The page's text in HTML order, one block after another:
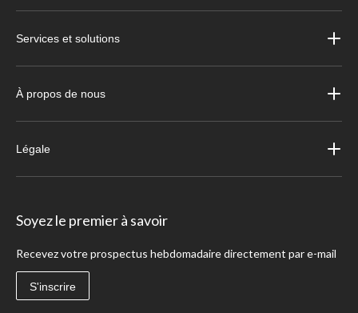
Services et solutions
À propos de nous
Légale
Soyez le premier à savoir
Recevez votre prospectus hebdomadaire directement par e-mail
S'inscrire